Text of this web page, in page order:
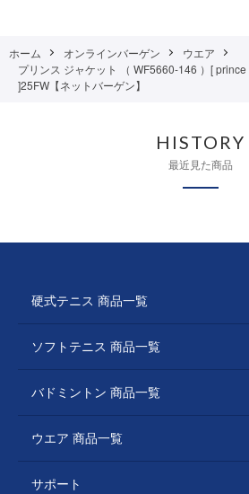
ホーム オンラインバーゲン
ウエア
プリンス ジャケット （ WF5660-146 ）[ prince
]25FW【ネットバーゲン】
HISTORY
最近見た商品
硬式テニス 商品一覧
ソフトテニス 商品一覧
バドミントン 商品一覧
ウエア 商品一覧
サポート